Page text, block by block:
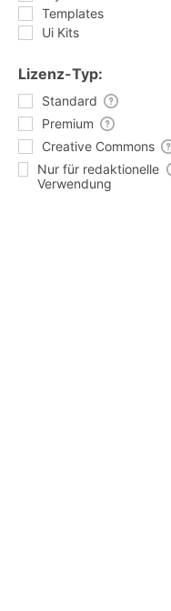
Templates
Ui Kits
Lizenz-Typ:
Standard
Premium
Creative Commons
Nur für redaktionelle
Verwendung